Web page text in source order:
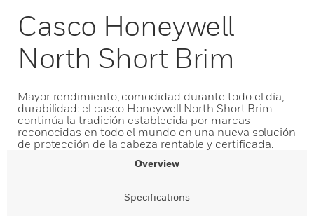
Casco Honeywell
North Short Brim
Mayor rendimiento, comodidad durante todo el día,
durabilidad: el casco Honeywell North Short Brim
continúa la tradición establecida por marcas
reconocidas en todo el mundo en una nueva solución
de protección de la cabeza rentable y certificada.
Overview
Specifications